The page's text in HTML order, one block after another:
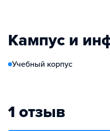
Кампус и
Учебный корпус
1 отзыв